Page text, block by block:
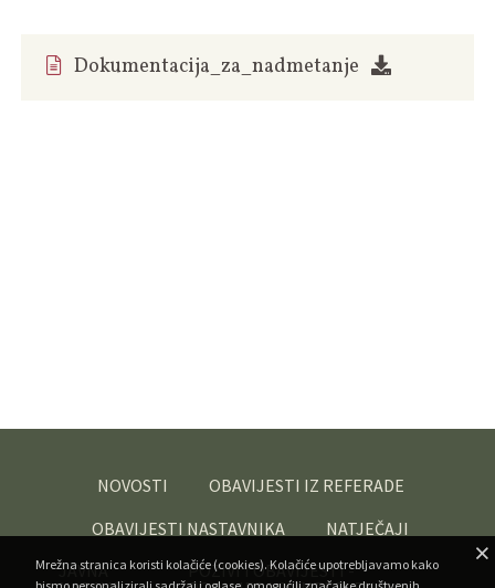
Dokumentacija_za_nadmetanje
NOVOSTI
OBAVIJESTI IZ REFERADE
OBAVIJESTI NASTAVNIKA
NATJEČAJI
JAVNA
POZIVI I OBAVIJESTI -
Mrežna stranica koristi kolačiće (cookies). Kolačiće upotrebljavamo kako